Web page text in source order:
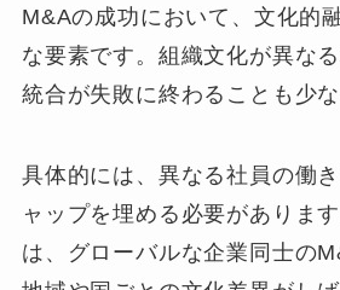
M&Aの成功において、文化的
な要素です。組織文化が異な
統合が失敗に終わることも少な
具体的には、異なる社員の働
ャップを埋める必要がありま
は、グローバルな企業同士の